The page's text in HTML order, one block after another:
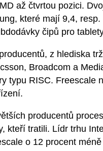
až čtvrtou pozici.
které mají 9,4,
čipů pro
z hlediska
Broadcom a
typu RISC.
producentů
kteří tratili. Lídr trhu
o 12 procent